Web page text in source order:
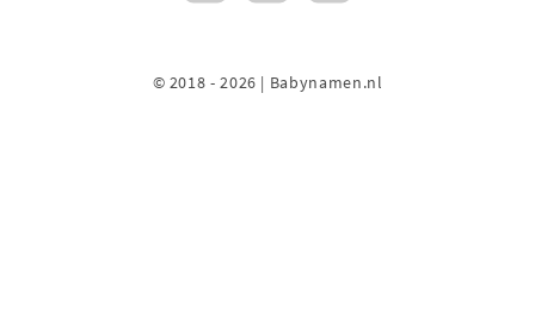
© 2018 - 2026 | Babynamen.nl